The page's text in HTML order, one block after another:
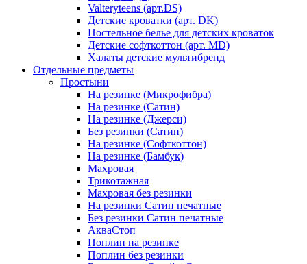
Valteryteens (арт.DS)
Детские кроватки (арт. DK)
Постельное белье для детских кроваток
Детские софткоттон (арт. MD)
Халаты детские мультибренд
Отдельные предметы
Простыни
На резинке (Микрофибра)
На резинке (Сатин)
На резинке (Джерси)
Без резинки (Сатин)
На резинке (Софткоттон)
На резинке (Бамбук)
Махровая
Трикотажная
Махровая без резинки
На резинки Сатин печатные
Без резинки Сатин печатные
АкваСтоп
Поплин на резинке
Поплин без резинки